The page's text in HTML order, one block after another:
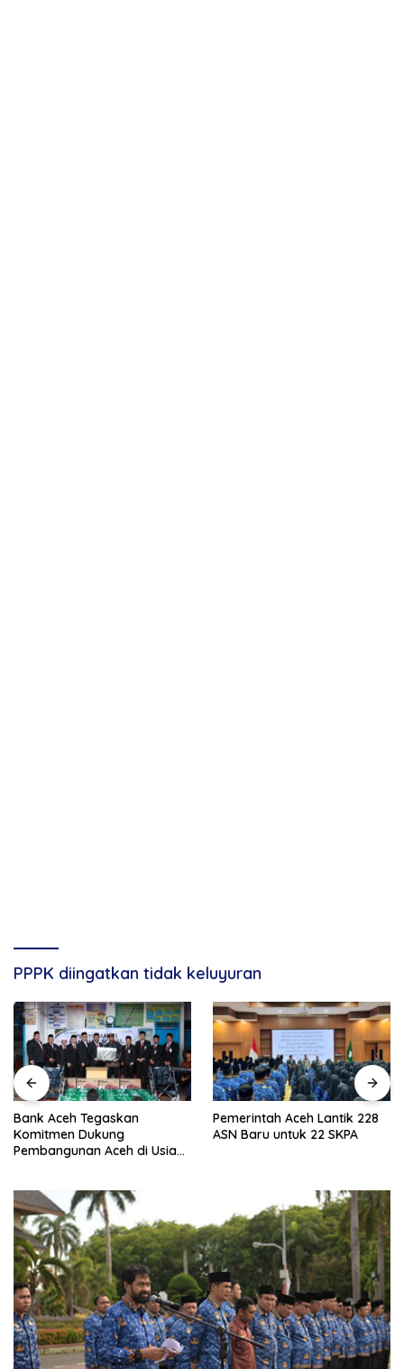
PPPK diingatkan tidak keluyuran
Bank Aceh Tegaskan
Komitmen Dukung
Pembangunan Aceh di Usia
Pemerintah Aceh Lantik 228
ASN Baru untuk 22 SKPA